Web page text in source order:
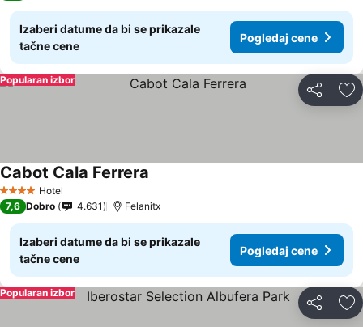
Izaberi datume da bi se prikazale
tačne cene
Pogledaj cene
Deli
Popularan izbor
4 ZvezdiceHotel
Cabot Cala Ferrera
7,6 Dobro 4.631 Felanitx
Izaberi datume da bi se prikazale
tačne cene
Pogledaj cene
Deli
Popularan izbor